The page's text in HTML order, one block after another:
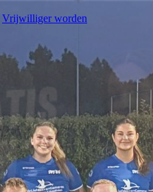
Vrijwilliger worden